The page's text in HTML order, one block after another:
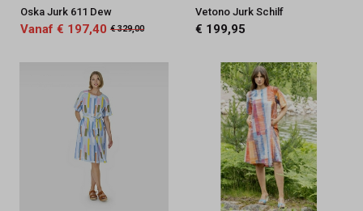
Oska Jurk 611 Dew
Vanaf € 197,40 € 329,00
Vetono Jurk Schilf
€ 199,95